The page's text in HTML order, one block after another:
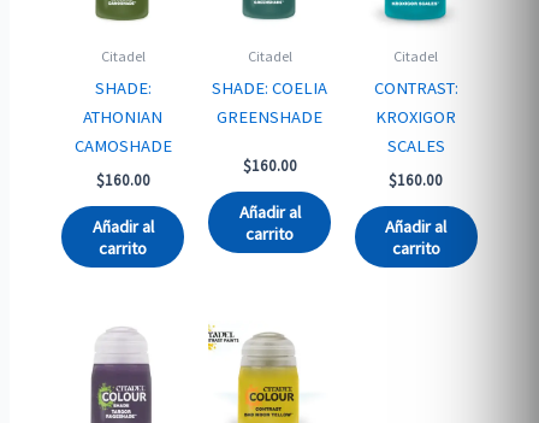
Citadel
SHADE:
ATHONIAN
CAMOSHADE
$160.00
Añadir al
carrito
Citadel
SHADE: COELIA
GREENSHADE
$160.00
Añadir al
carrito
Citadel
CONTRAST:
KROXIGOR
SCALES
$160.00
Añadir al
carrito